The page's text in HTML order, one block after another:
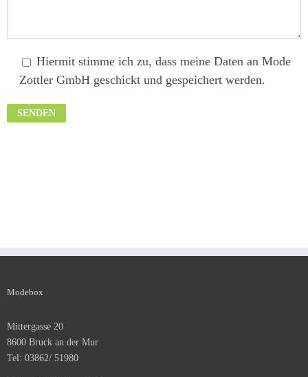
Hiermit stimme ich zu, dass meine Daten an Mode
Zottler GmbH geschickt und gespeichert werden.
Modebox
Mittergasse 20
8600 Bruck an der Mur
Tel: 03862/ 51980